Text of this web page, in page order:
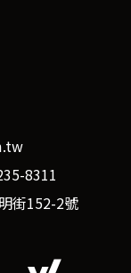
8311
街152-2號